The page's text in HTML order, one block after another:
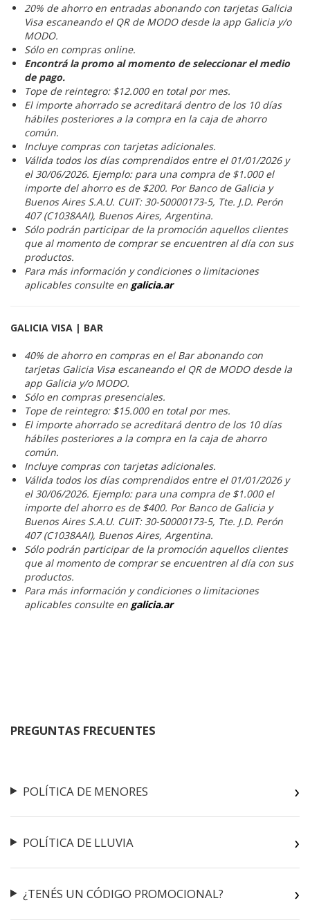
20% de ahorro en entradas abonando con tarjetas Galicia
Visa escaneando el QR de MODO desde la app Galicia y/o
MODO.
Sólo en compras online.
Encontrá la promo al momento de seleccionar el medio
de pago.
Tope de reintegro: $12.000 en total por mes.
El importe ahorrado se acreditará dentro de los 10 días
hábiles posteriores a la compra en la caja de ahorro
común.
Incluye compras con tarjetas adicionales.
Válida todos los días comprendidos entre el 01/01/2026 y
el 30/06/2026. Ejemplo: para una compra de $1.000 el
importe del ahorro es de $200. Por Banco de Galicia y
Buenos Aires S.A.U. CUIT: 30-50000173-5, Tte. J.D. Perón
407 (C1038AAI), Buenos Aires, Argentina.
Sólo podrán participar de la promoción aquellos clientes
que al momento de comprar se encuentren al día con sus
productos.
Para más información y condiciones o limitaciones
aplicables consulte en galicia.ar
GALICIA VISA | BAR
40% de ahorro en compras en el Bar abonando con
tarjetas Galicia Visa escaneando el QR de MODO desde la
app Galicia y/o MODO.
Sólo en compras presenciales.
Tope de reintegro: $15.000 en total por mes.
El importe ahorrado se acreditará dentro de los 10 días
hábiles posteriores a la compra en la caja de ahorro
común.
Incluye compras con tarjetas adicionales.
Válida todos los días comprendidos entre el 01/01/2026 y
el 30/06/2026. Ejemplo: para una compra de $1.000 el
importe del ahorro es de $400. Por Banco de Galicia y
Buenos Aires S.A.U. CUIT: 30-50000173-5, Tte. J.D. Perón
407 (C1038AAI), Buenos Aires, Argentina.
Sólo podrán participar de la promoción aquellos clientes
que al momento de comprar se encuentren al día con sus
productos.
Para más información y condiciones o limitaciones
aplicables consulte en galicia.ar
PREGUNTAS FRECUENTES
POLÍTICA DE MENORES
POLÍTICA DE LLUVIA
¿TENÉS UN CÓDIGO PROMOCIONAL?